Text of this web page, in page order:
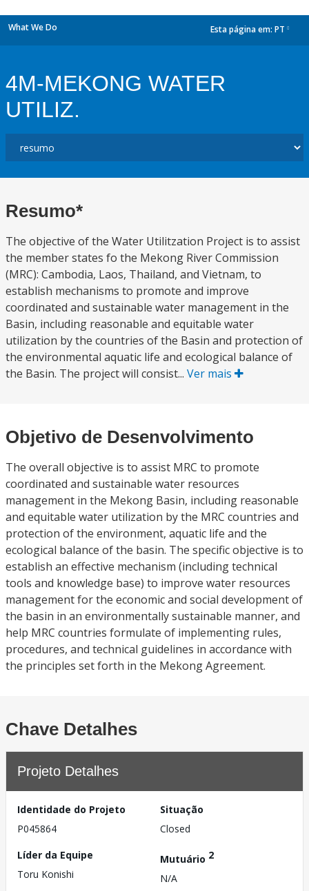
What We Do Esta página em: PT
4M-MEKONG WATER
UTILIZ.
Resumo*
The objective of the Water Utilitzation Project is to assist
the member states fo the Mekong River Commission
(MRC): Cambodia, Laos, Thailand, and Vietnam, to
establish mechanisms to promote and improve
coordinated and sustainable water management in the
Basin, including reasonable and equitable water
utilization by the countries of the Basin and protection of
the environmental aquatic life and ecological balance of
the Basin. The project will consist... Ver mais
Objetivo de Desenvolvimento
The overall objective is to assist MRC to promote
coordinated and sustainable water resources
management in the Mekong Basin, including reasonable
and equitable water utilization by the MRC countries and
protection of the environment, aquatic life and the
ecological balance of the basin. The specific objective is to
establish an effective mechanism (including technical
tools and knowledge base) to improve water resources
management for the economic and social development of
the basin in an environmentally sustainable manner, and
help MRC countries formulate of implementing rules,
procedures, and technical guidelines in accordance with
the principles set forth in the Mekong Agreement.
Chave Detalhes
Projeto Detalhes
Identidade do Projeto
P045864
Situação
Closed
Líder da Equipe
Toru Konishi
Mutuário 2
N/A